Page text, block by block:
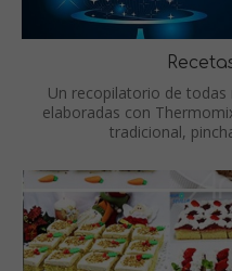
Un recopilatorio de todas
elaboradas con
tradicional,